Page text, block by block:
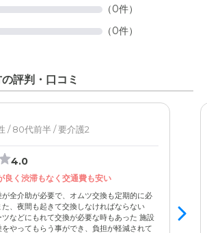
（0件）
（0件）
評判・口コミ
/ 80代前半 / 要介護2
4.0
良く渋滞もなく交通費も安い
全介助が必要で、オムツ交換も定期的に必
、夜間も起きて交換しなければならない
ツなどにもれて交換が必要な時もあった 施設
やってもらう事ができ、負担が軽減されて